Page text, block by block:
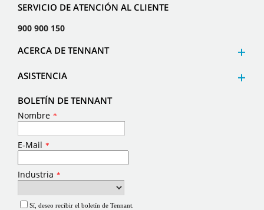
SERVICIO DE ATENCIÓN AL CLIENTE
900 900 150
ACERCA DE TENNANT
ASISTENCIA
BOLETÍN DE TENNANT